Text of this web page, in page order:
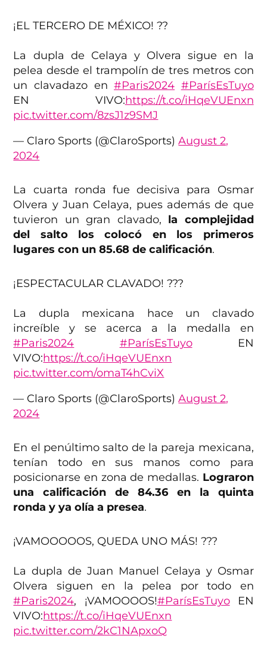
¡EL TERCERO DE MÉXICO! ??
La dupla de Celaya y Olvera sigue en la
pelea desde el trampolín de tres metros con
un clavadazo en#Paris2024 #ParísEsTuyo
EN VIVO:https://t.co/iHqeVUEnxn
pic.twitter.com/8zsJ1z9SMJ
— Claro Sports (@ClaroSports)August 2,
2024
La cuarta ronda fue decisiva para Osmar
Olvera y Juan Celaya, pues además de que
tuvieron un gran clavado, la complejidad
del salto los colocó en los primeros
lugares con un 85.68 de calificación.
¡ESPECTACULAR CLAVADO! ???
La dupla mexicana hace un clavado
increíble y se acerca a la medalla en
#Paris2024
#ParísEsTuyoEN
VIVO:https://t.co/iHqeVUEnxn
pic.twitter.com/omaT4hCviX
— Claro Sports (@ClaroSports)August 2,
2024
En el penúltimo salto de la pareja mexicana,
tenían todo en sus manos como para
posicionarse en zona de medallas. Lograron
una calificación de 84.36 en la quinta
ronda y ya olía a presea.
¡VAMOOOOOS, QUEDA UNO MÁS! ???
La dupla de Juan Manuel Celaya y Osmar
Olvera siguen en la pelea por todo en
#Paris2024, ¡VAMOOOOS!#ParísEsTuyoEN
VIVO:https://t.co/iHqeVUEnxn
pic.twitter.com/2kC1NApxoQ